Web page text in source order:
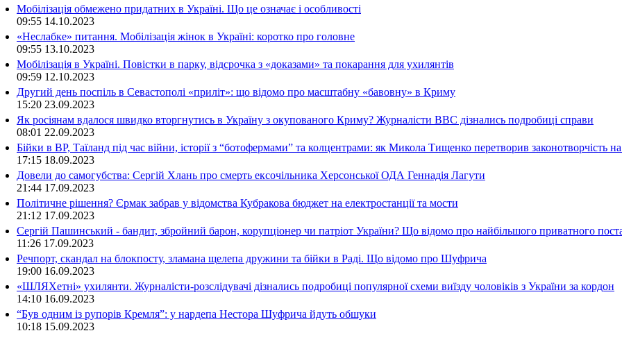
Мобілізація обмежено придатних в Україні. Що це означає і особливості
09:55 14.10.2023
«Неслабке» питання. Мобілізація жінок в Україні: коротко про головне
09:55 13.10.2023
Мобілізація в Україні. Повістки в парку, відсрочка з «доказами» та покарання для ухилянтів
09:59 12.10.2023
Другий день поспіль в Севастополі «приліт»: що відомо про масштабну «бавовну» в Криму
15:20 23.09.2023
Як росіянам вдалося швидко вторгнутись в Україну з окупованого Криму? Журналісти ВВС дізнались подробиці справи
08:01 22.09.2023
Бійки в ВР, Таїланд під час війни, історії з “ботофермами” та колцентрами: як Микола Тищенко перетворив законотворчість на
17:15 18.09.2023
Довели до самогубства: Сергій Хлань про смерть ексочільника Херсонської ОДА Геннадія Лагути
21:44 17.09.2023
Політичне рішення? Єрмак забрав у відомства Кубракова бюджет на електростанції та мости
21:12 17.09.2023
Сергій Пашинський - бандит, збройний барон, корупціонер чи патріот України? Що відомо про найбільшого приватного
11:26 17.09.2023
Речпорт, скандал на блокпосту, зламана щелепа дружини та бійки в Раді. Що відомо про Шуфрича
19:00 16.09.2023
«ШЛЯХетні» ухилянти. Журналісти-розслідувачі дізнались подробиці популярної схеми виїзду чоловіків з України за кордон
14:10 16.09.2023
“Був одним із рупорів Кремля”: у нардепа Нестора Шуфрича йдуть обшуки
10:18 15.09.2023